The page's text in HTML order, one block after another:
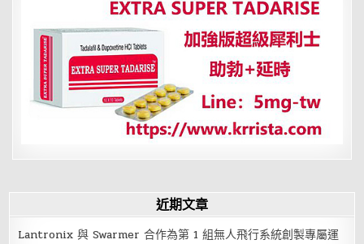
近期文章
Lantronix 與 Swarmer 合作為第 1 組無人飛行系統創製專屬運